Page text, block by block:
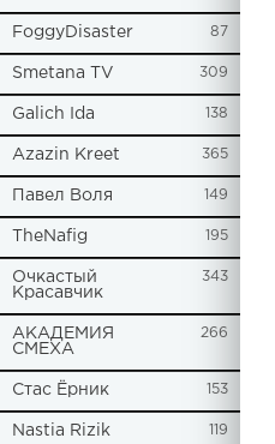
FoggyDisaster 87
Smetana TV 309
Galich Ida 138
Azazin Kreet 365
Павел Воля 149
TheNafig 195
Очкастый
Красавчик
343
АКАДЕМИЯ
СМЕХА
266
Стас Ёрник 153
Nastia Rizik 119